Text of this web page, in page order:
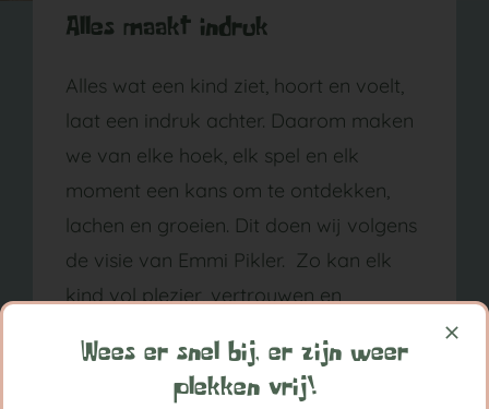
Alles maakt indruk
Alles wat een kind ziet, hoort en voelt,
laat een indruk achter. Daarom maken
we van elke hoek, elk spel en elk
moment een kans om te ontdekken,
lachen en groeien. Dit doen wij volgens
de visie van Emmi Pikler. Zo kan elk
kind vol plezier, vertrouwen en
Wees er snel bij, er zijn weer
plekken vrij!